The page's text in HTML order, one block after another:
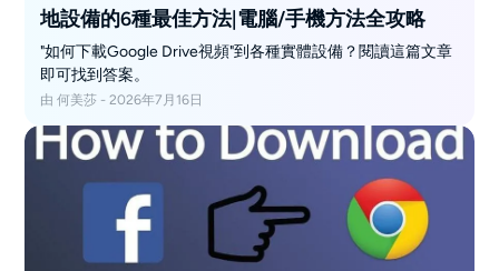
地設備的6種最佳方法|電腦/手機方法全攻略
"如何下載Google Drive視頻"到各種實體設備？閱讀這篇文章
即可找到答案。
由 何美莎 - 2026年7月16日